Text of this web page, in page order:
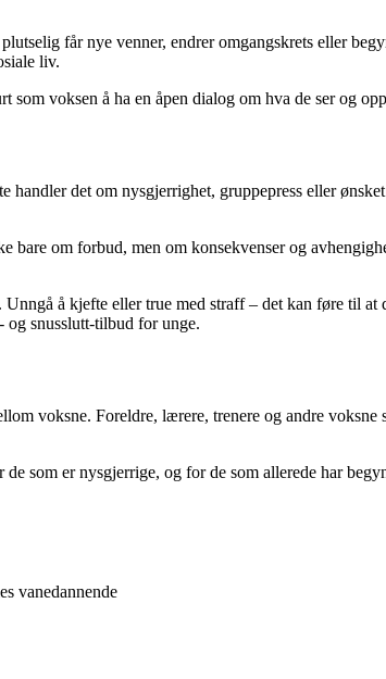
får nye venner, endrer omgangskrets eller
liv.
voksen å ha en åpen dialog om hva de ser og
det om nysgjerrighet, gruppepress eller
om forbud, men om konsekvenser og
å kjefte eller true med straff – det kan føre til
og snusslutt-tilbud for unge.
voksne. Foreldre, lærere, trenere og andre
som er nysgjerrige, og for de som allerede har
vanedannende